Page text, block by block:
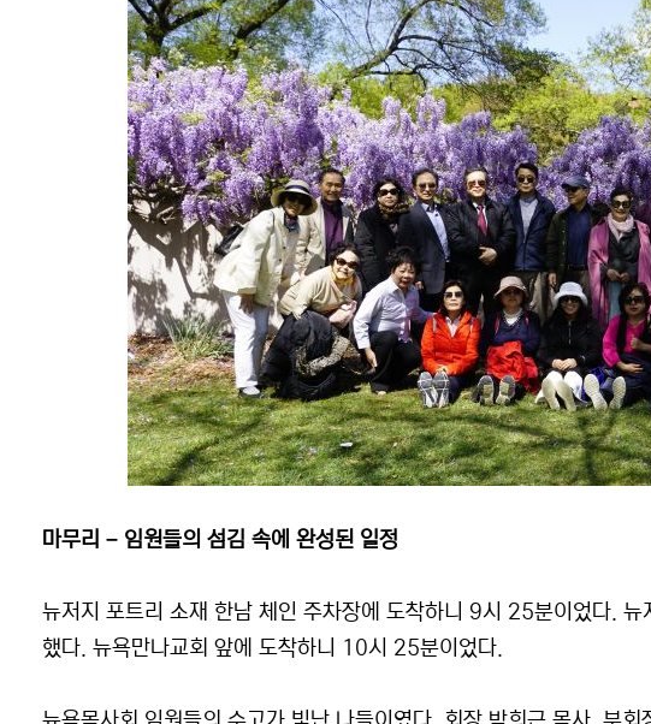
마무리 – 임원들의 섬김 속에 완성된 일정
뉴저지 포트리 소재 한남 체인 주차장에 도착하니 9시 25분이었다.
했다. 뉴욕만나교회 앞에 도착하니 10시 25분이었다.